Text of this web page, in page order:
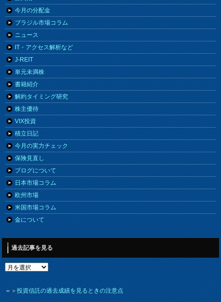
今月の分配金
ブラジル市場コラム
ニュース
IT・アクセス解析など
J-REIT
単元未満株
書籍紹介
解約タイミング研究
株主優待
VIX投資
積立日記
今月の実力チェック
保険見直し
ブログについて
日本市場コラム
欧州市場
米国市場コラム
金について
過去記事を見る
＝＞投資信託の過去成績を見るときの注意点